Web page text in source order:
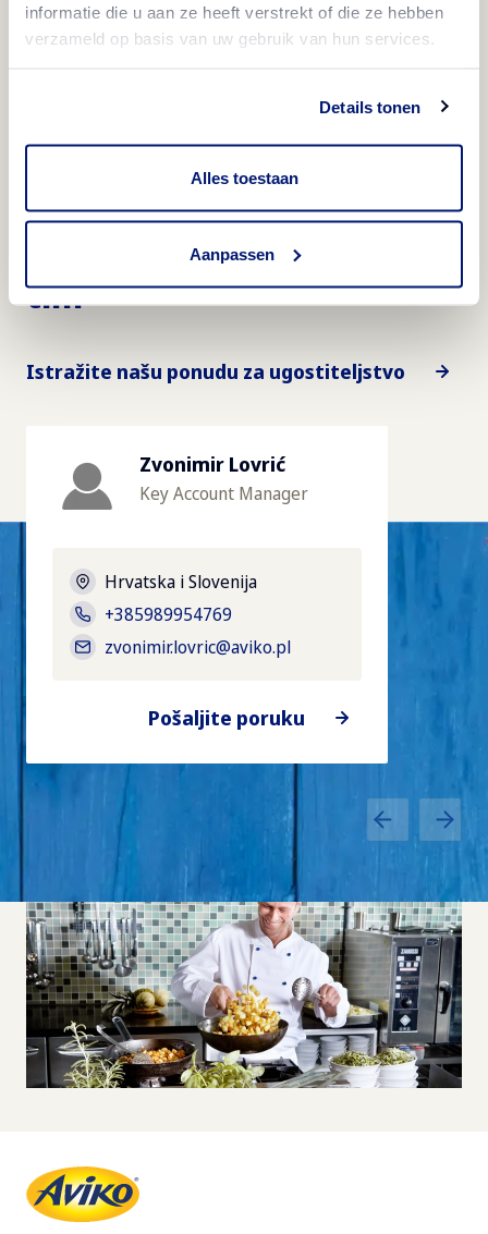
informatie die u aan ze heeft verstrekt of die ze hebben
verzameld op basis van uw gebruik van hun services.
Details tonen
Alles toestaan
Aanpassen
tel.+385 989954769
Upoznajte Aviko prodajni
tim
Istražite našu ponudu za ugostiteljstvo
Zvonimir Lovrić
Key Account Manager
Hrvatska i Slovenija
+385989954769
zvonimir.lovric@aviko.pl
Pošaljite poruku